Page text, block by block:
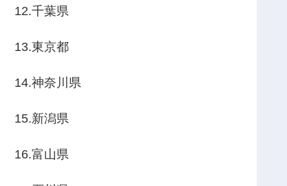
12.千葉県
13.東京都
14.神奈川県
15.新潟県
16.富山県